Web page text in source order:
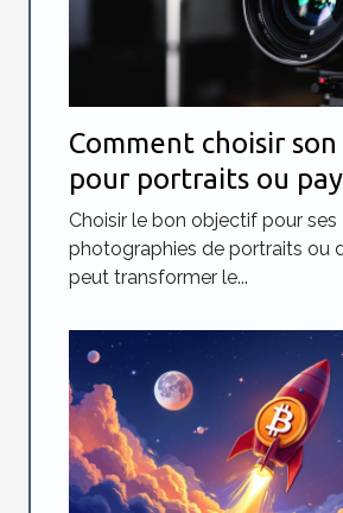
Comment choisir
pour portraits ou
Choisir le bon objectif pour ses
photographies de portraits ou
peut transformer le...